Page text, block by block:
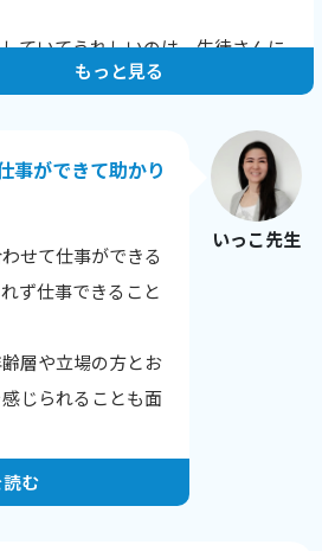
ていてうれしいのは、生徒さんに
コメントをいただいたときです。
上達し英語が聞きやすくなった
の英会話スクールでほめられまし
解の秘伝ルールを伝授いただいた
章の組み立てが苦手だったのです
でもちゃんと文章を作れるように
もっと見る
いっこ先生
事ができて助かり
せて仕事ができる
ず仕事できること
層や立場の方とお
じられることも面
目標にあったレッ
む